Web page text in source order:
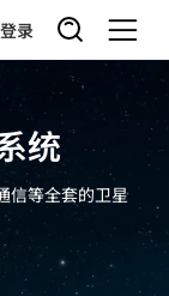
登录
统
信等全套的卫星